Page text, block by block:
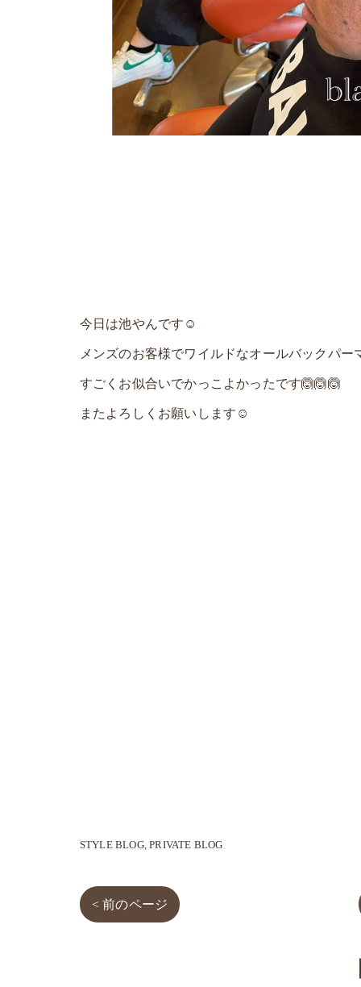
今日は池やんです☺️
メンズのお客様でワイルドなオールバックパ
すごくお似合いでかっこよかったです🙆🙆🙆
またよろしくお願いします☺️
STYLE BLOG PRIVATE BLOG
< 前のページ